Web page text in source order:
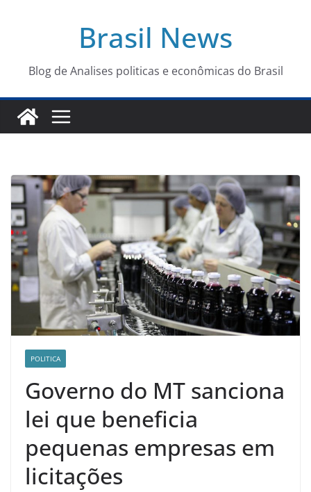
conteúdo
Brasil News
Blog de Analises politicas e econômicas do Brasil
POLITICA
Governo do MT sanciona
lei que beneficia
pequenas empresas em
licitações